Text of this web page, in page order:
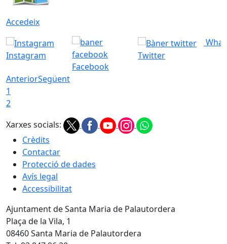
Accedeix
Instagram
Facebook
Twitter
AnteriorSegüent
1
2
Xarxes socials:
Crèdits
Contactar
Protecció de dades
Avís legal
Accessibilitat
Ajuntament de Santa Maria de Palautordera
Plaça de la Vila, 1
08460 Santa Maria de Palautordera